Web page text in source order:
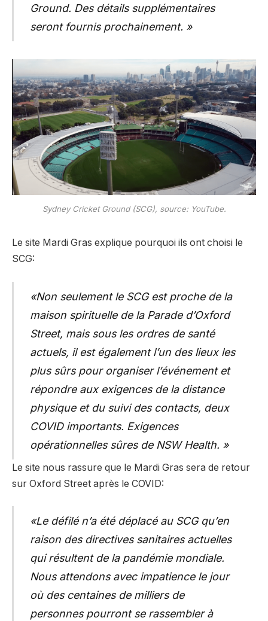
Ground. Des détails supplémentaires
seront fournis prochainement. »
Sydney Cricket Ground (SCG), source: YouTube.
Le site Mardi Gras explique pourquoi ils ont choisi le
SCG:
«Non seulement le SCG est proche de la
maison spirituelle de la Parade d’Oxford
Street, mais sous les ordres de santé
actuels, il est également l’un des lieux les
plus sûrs pour organiser l’événement et
répondre aux exigences de la distance
physique et du suivi des contacts, deux
COVID importants. Exigences
opérationnelles sûres de NSW Health. »
Le site nous rassure que le Mardi Gras sera de retour
sur Oxford Street après le COVID:
«Le défilé n’a été déplacé au SCG qu’en
raison des directives sanitaires actuelles
qui résultent de la pandémie mondiale.
Nous attendons avec impatience le jour
où des centaines de milliers de
personnes pourront se rassembler à